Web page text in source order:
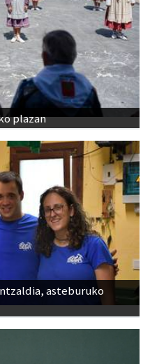
plazan
asteburuko